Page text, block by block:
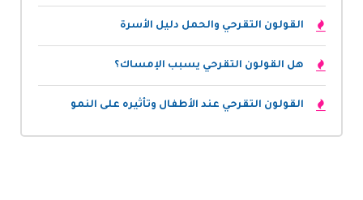
القولون التقرحي والحمل دليل الأسرة
هل القولون التقرحي يسبب الإمساك؟
القولون التقرحي عند الأطفال وتأثيره على النمو